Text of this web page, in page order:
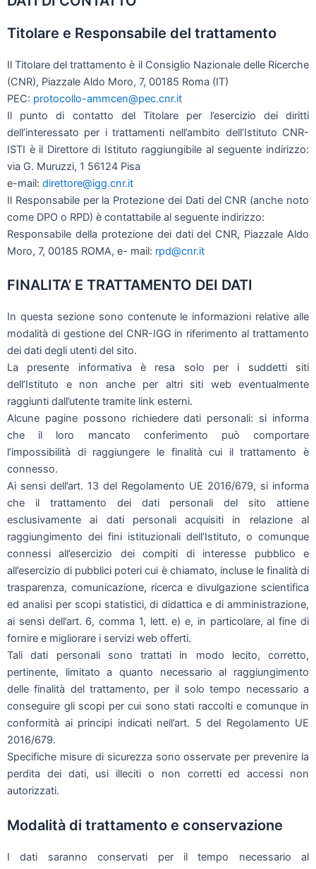
Titolare e Responsabile del trattamento
Il Titolare del trattamento è il Consiglio Nazionale delle Ricerche
(CNR), Piazzale Aldo Moro, 7, 00185 Roma (IT)
PEC: protocollo-ammcen@pec.cnr.it
Il punto di contatto del Titolare per l’esercizio dei diritti
dell’interessato per i trattamenti nell’ambito dell’Istituto CNR-
ISTI è il Direttore di Istituto raggiungibile al seguente indirizzo:
via G. Muruzzi, 1 56124 Pisa
e-mail: direttore@igg.cnr.it
Il Responsabile per la Protezione dei Dati del CNR (anche noto
come DPO o RPD) è contattabile al seguente indirizzo:
Responsabile della protezione dei dati del CNR, Piazzale Aldo
Moro, 7, 00185 ROMA, e- mail: rpd@cnr.it
FINALITA’ E TRATTAMENTO DEI DATI
In questa sezione sono contenute le informazioni relative alle
modalità di gestione del CNR-IGG in riferimento al trattamento
dei dati degli utenti del sito.
La presente informativa è resa solo per i suddetti siti
dell’Istituto e non anche per altri siti web eventualmente
raggiunti dall’utente tramite link esterni.
Alcune pagine possono richiedere dati personali: si informa
che il loro mancato conferimento può comportare
l’impossibilità di raggiungere le finalità cui il trattamento è
connesso.
Ai sensi dell’art. 13 del Regolamento UE 2016/679, si informa
che il trattamento dei dati personali del sito attiene
esclusivamente ai dati personali acquisiti in relazione al
raggiungimento dei fini istituzionali dell’Istituto, o comunque
connessi all’esercizio dei compiti di interesse pubblico e
all’esercizio di pubblici poteri cui è chiamato, incluse le finalità di
trasparenza, comunicazione, ricerca e divulgazione scientifica
ed analisi per scopi statistici, di didattica e di amministrazione,
ai sensi dell’art. 6, comma 1, lett. e) e, in particolare, al fine di
fornire e migliorare i servizi web offerti.
Tali dati personali sono trattati in modo lecito, corretto,
pertinente, limitato a quanto necessario al raggiungimento
delle finalità del trattamento, per il solo tempo necessario a
conseguire gli scopi per cui sono stati raccolti e comunque in
conformità ai principi indicati nell’art. 5 del Regolamento UE
2016/679.
Specifiche misure di sicurezza sono osservate per prevenire la
perdita dei dati, usi illeciti o non corretti ed accessi non
autorizzati.
Modalità di trattamento e conservazione
I dati saranno conservati per il tempo necessario al